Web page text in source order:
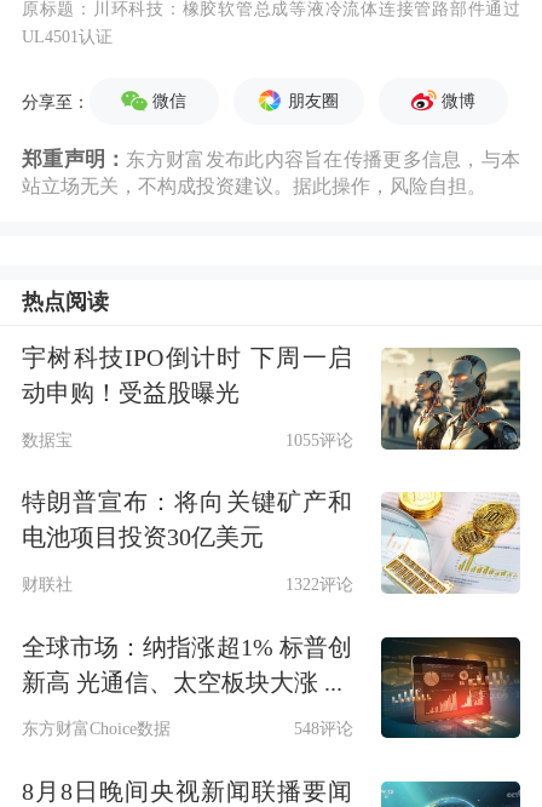
原标题：川环科技：橡胶软管总成等液冷流体连接管路部件通过
UL4501认证
分享至： 微信 朋友圈 微博
郑重声明： 东方财富发布此内容旨在传播更多信息，与本
站立场无关，不构成投资建议。据此操作，风险自担。
热点阅读
宇树科技IPO倒计时 下周一启
动申购！受益股曝光
数据宝 1055评论
特朗普宣布：将向关键矿产和
电池项目投资30亿美元
财联社 1322评论
全球市场：纳指涨超1% 标普创
新高 光通信、太空板块大涨 ...
东方财富Choice数据 548评论
8月8日晚间央视新闻联播要闻